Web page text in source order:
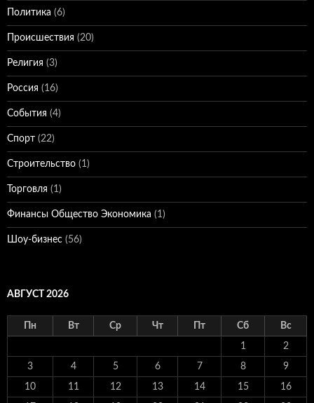
Политика (6)
Происшествия (20)
Религия (3)
Россия (16)
События (4)
Спорт (22)
Строительство (1)
Торговля (1)
Финансы Общество Экономика (1)
Шоу-бизнес (56)
АВГУСТ 2026
Пн Вт Ср Чт Пт Сб Вс
1 2
3 4 5 6 7 8 9
10 11 12 13 14 15 16